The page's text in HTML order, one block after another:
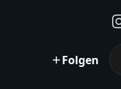
Folgen